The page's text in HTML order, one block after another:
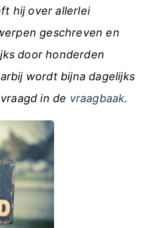
hij over allerlei
geschreven en
door honderden
wordt bijna dagelijks
in de vraagbaak.